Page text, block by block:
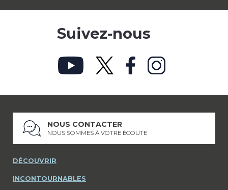
Suivez-nous
NOUS CONTACTER
NOUS SOMMES À VOTRE ÉCOUTE
DÉCOUVRIR
INCONTOURNABLES